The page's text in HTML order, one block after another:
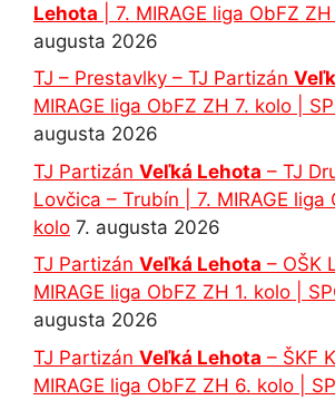
Lehota | 7. MIRAGE liga ObFZ
augusta 2026
TJ – Prestavlky – TJ Partizán
MIRAGE liga ObFZ ZH 7. kolo |
augusta 2026
TJ Partizán Veľká Lehota – TJ
Lovčica – Trubín | 7. MIRAGE liga
kolo 7. augusta 2026
TJ Partizán Veľká Lehota – OŠK
MIRAGE liga ObFZ ZH 1. kolo |
augusta 2026
TJ Partizán Veľká Lehota – ŠKF
MIRAGE liga ObFZ ZH 6. kolo |